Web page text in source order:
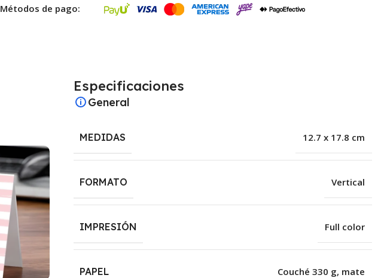
Métodos de pago:
Especificaciones
General
MEDIDAS 12.7 x 17.8 cm
FORMATO Vertical
IMPRESIÓN Full color
PAPEL Couché 330 g, mate